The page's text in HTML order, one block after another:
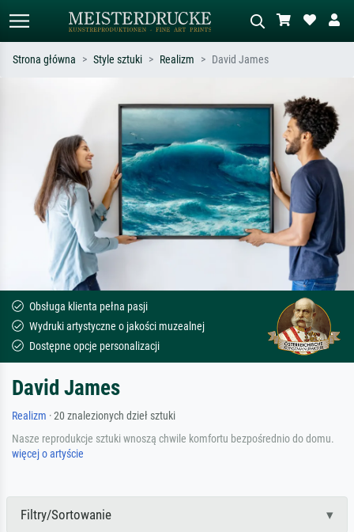
Szukaj wg artysty, tytułu lub stylu – np.
Monet, Gwiaździsta noc,
impresjonizm, fala Hokusaia, akt.
Opisz scenę – np. zielona łąka,
abstrakcja z czerwienią, ciemny olej,
stojący akt obok drzewa.
Strona główna Style sztuki Realizm David James
Obsługa klienta pełna pasji
Wydruki artystyczne o jakości muzealnej
Dostępne opcje personalizacji
David James
Realizm · 20 znalezionych dzieł sztuki
Nasze reprodukcje sztuki wnoszą chwile komfortu bezpośrednio do domu.
więcej o artyście
Filtry/Sortowanie